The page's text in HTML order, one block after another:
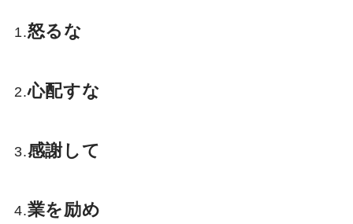
1.怒るな
2.心配すな
3.感謝して
4.業を励め